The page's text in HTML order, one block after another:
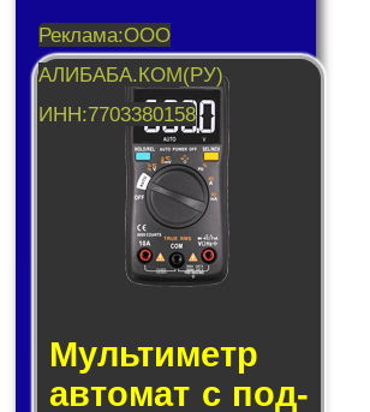
Муль­ти­метр
ав­то­мат с под­